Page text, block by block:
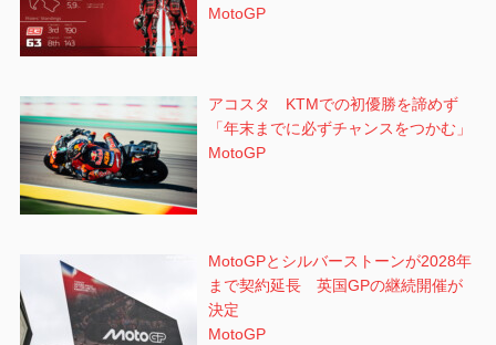
MotoGP
アコスタ KTMでの初優勝を諦めず
「年末までに必ずチャンスをつかむ」
MotoGP
MotoGPとシルバーストーンが2028年
まで契約延長 英国GPの継続開催が
決定
MotoGP